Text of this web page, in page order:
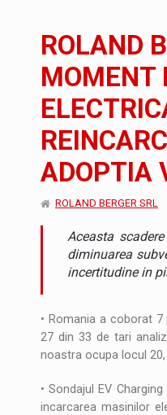
STIRI
ARTICOLE
ROLAND
MOMENT
ADOPTIA
ROLAND BERGER SRL
Aceasta
diminuarea
incertitudine in
• Romania a coborat 7
27 din 33 de tari
noastra ocupa locul
• Sondajul EV
incarcarea masinilor